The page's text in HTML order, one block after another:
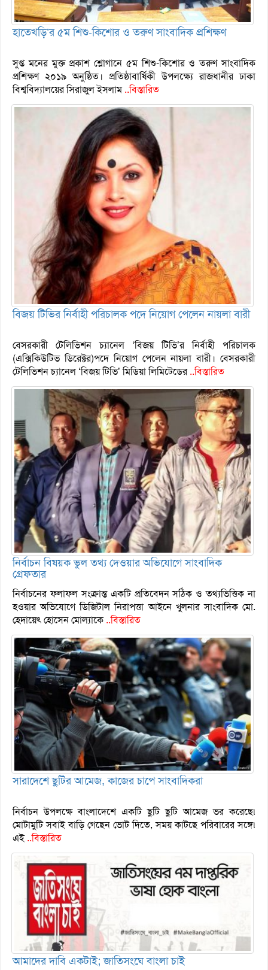
হাতেখড়ি’র ৫ম শিশু-কিশোর ও তরুণ সাংবাদিক প্রশিক্ষণ
সুপ্ত মনের মুক্ত প্রকাশ শ্লোগানে ৫ম শিশু-কিশোর ও তরুণ সাংবাদিক
প্রশিক্ষণ ২০১৯ অনুষ্ঠিত। প্রতিষ্ঠাবার্ষিকী উপলক্ষ্যে রাজধানীর ঢাকা
বিশ্ববিদ্যালয়ের সিরাজুল ইসলাম..বিস্তারিত
বিজয় টিভির নির্বাহী পরিচালক পদে নিয়োগ পেলেন নায়লা বারী
বেসরকারী টেলিভিশন চ্যানেল ‘বিজয় টিভি’র নির্বাহী পরিচালক
(এক্সিকিউটিভ ডিরেক্টর)পদে নিয়োগ পেলেন নায়লা বারী। বেসরকারী
টেলিভিশন চ্যানেল ‘বিজয় টিভি’ মিডিয়া লিমিটেডের..বিস্তারিত
নির্বাচন বিষয়ক ভুল তথ্য দেওয়ার অভিযোগে সাংবাদিক
গ্রেফতার
নির্বাচনের ফলাফল সংক্রান্ত একটি প্রতিবেদন সঠিক ও তথ্যভিত্তিক না
হওয়ার অভিযোগে ডিজিটাল নিরাপত্তা আইনে খুলনার সাংবাদিক মো.
হেদায়েৎ হোসেন মোল্যাকে..বিস্তারিত
সারাদেশে ছুটির আমেজ, কাজের চাপে সাংবাদিকরা
নির্বাচন উপলক্ষে বাংলাদেশে একটি ছুটি ছুটি আমেজ ভর করেছে৷
মোটামুটি সবাই বাড়ি গেছেন ভোট দিতে, সময় কাটছে পরিবারের সঙ্গে৷
এই..বিস্তারিত
আমাদের দাবি একটাই; জাতিসংঘে বাংলা চাই